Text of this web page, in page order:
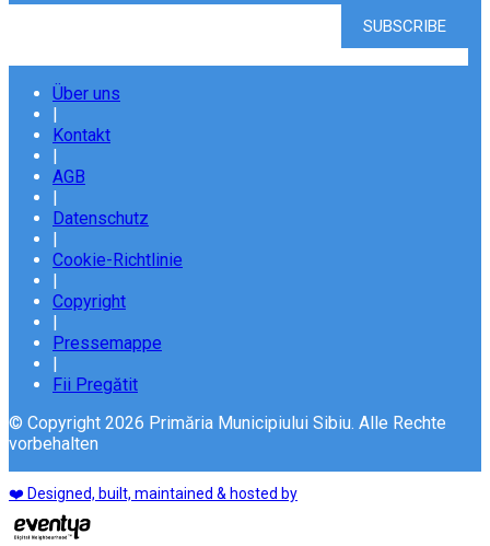
Über uns
Kontakt
AGB
Datenschutz
Cookie-Richtlinie
Copyright
Pressemappe
Fii Pregătit
© Copyright 2026 Primăria Municipiului Sibiu. Alle Rechte
vorbehalten
❤️ Designed, built, maintained & hosted by